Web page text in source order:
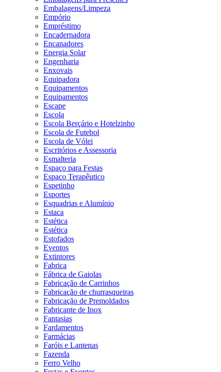
Embalagens/Limpeza
Empório
Empréstimo
Encadernadora
Encanadores
Energia Solar
Engenharia
Enxovais
Equipadora
Equipamentos
Equipamentos
Escape
Escola
Escola Berçário e Hotelzinho
Escola de Futebol
Escola de Vólei
Escritórios e Assessoria
Esmalteria
Espaço para Festas
Espaço Terapêutico
Espetinho
Esportes
Esquadrias e Alumínio
Estaca
Estética
Estética
Estofados
Eventos
Extintores
Fabrica
Fábrica de Gaiolas
Fabricação de Carrinhos
Fabricação de churrasqueiras
Fabricação de Premoldados
Fabricante de Inox
Fantasias
Fardamentos
Farmácias
Faróis e Lantenas
Fazenda
Ferro Velho